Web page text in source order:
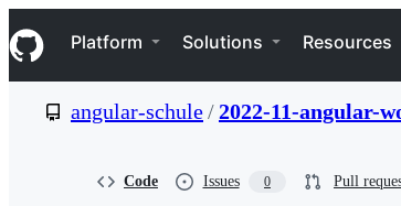
k
i
p
Navigation Menu
Platform Solutions Resources
angular-schule/2022-11-angular-
Code Issues 0 Pull